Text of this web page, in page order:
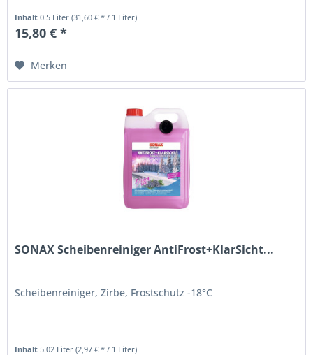
Inhalt0.5 Liter(31,60 € * / 1 Liter)
15,80 € *
Merken
SONAX Scheibenreiniger AntiFrost+KlarSicht...
Scheibenreiniger, Zirbe, Frostschutz -18°C
Inhalt 5.02 Liter(2,97 € * / 1 Liter)